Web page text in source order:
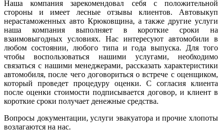
Наша компания зарекомендовал себя с положительной
стороны и имеет лесные отзывы клиентов. Автовыкуп
нерастаможенных авто Крюковщина, а также другие услуги
наша компания выполняет в короткие сроки на
взаимовыгодных условиях. Нас интересуют автомобили в
любом состоянии, любого типа и года выпуска. Для того
чтобы воспользоваться нашими услугами, необходимо
связаться с нашими менеджерами, рассказать характеристики
автомобиля, после чего договориться о встрече с оценщиком,
который проведет процедуру оценки. С согласия клиента
после оценки стоимости подписывается договор, и клиент в
короткие сроки получает денежные средства.
Вопросы документации, услуги эвакуатора и прочие хлопоты
возлагаются на нас.